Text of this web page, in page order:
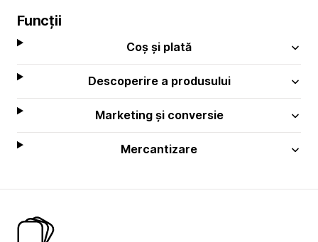
Funcții
Coș și plată
Descoperire a produsului
Marketing și conversie
Mercantizare